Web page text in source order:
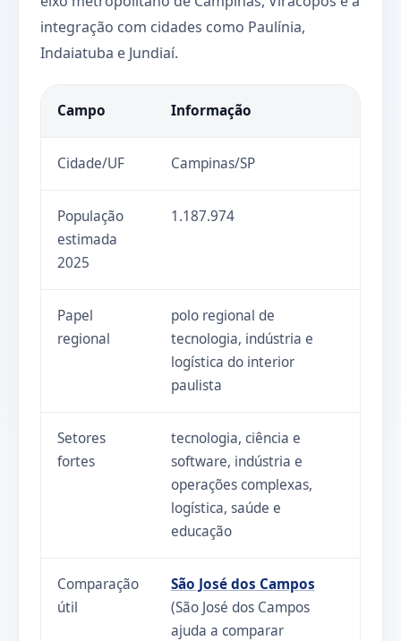
integração com cidades como Paulínia,
Indaiatuba e Jundiaí.
Campo Informação
Cidade/UF Campinas/SP
População
estimada
2025
1.187.974
Papel
regional
polo regional de
tecnologia, indústria e
logística do interior
paulista
Setores
fortes
tecnologia, ciência e
software, indústria e
operações complexas,
logística, saúde e
educação
Comparação
útil
São José dos Campos
(São José dos Campos
ajuda a comparar